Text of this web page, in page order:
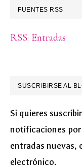
FUENTES RSS
RSS: Entradas
SUSCRIBIRSE AL
Si quieres
notificaciones por
entradas nuevas,
electrónico.